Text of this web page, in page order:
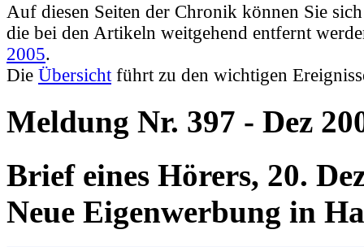
Auf diesen Seiten der Chronik können Sie
die bei den Artikeln weitgehend entfernt
2005.
Die Übersicht führt zu den wichtigen
Meldung Nr. 397 - Dez
Brief eines Hörers, 20.
Neue Eigenwerbung in